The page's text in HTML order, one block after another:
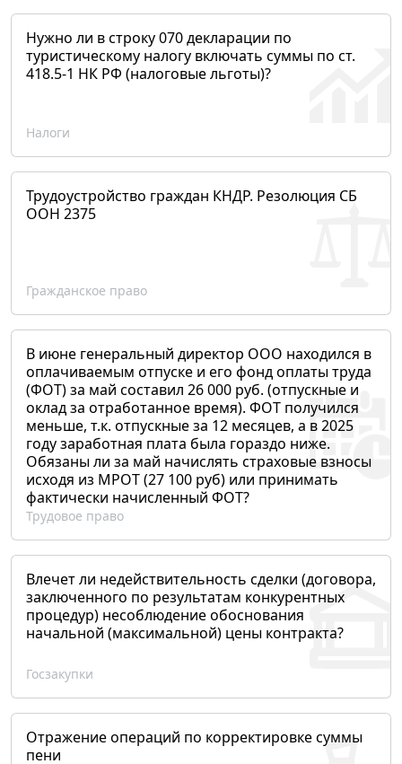
Нужно ли в строку 070 декларации по
туристическому налогу включать суммы по ст.
418.5-1 НК РФ (налоговые льготы)?
Налоги
Трудоустройство граждан КНДР. Резолюция СБ
ООН 2375
Гражданское право
В июне генеральный директор ООО находился в
оплачиваемым отпуске и его фонд оплаты труда
(ФОТ) за май составил 26 000 руб. (отпускные и
оклад за отработанное время). ФОТ получился
меньше, т.к. отпускные за 12 месяцев, а в 2025
году заработная плата была гораздо ниже.
Обязаны ли за май начислять страховые взносы
исходя из МРОТ (27 100 руб) или принимать
фактически начисленный ФОТ?
Трудовое право
Влечет ли недействительность сделки (договора,
заключенного по результатам конкурентных
процедур) несоблюдение обоснования
начальной (максимальной) цены контракта?
Госзакупки
Отражение операций по корректировке суммы
пени